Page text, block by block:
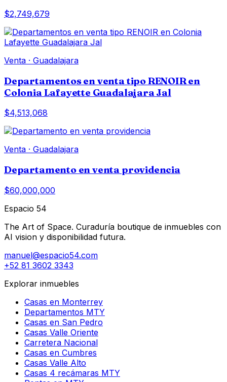
$2,749,679
Venta · Guadalajara
Departamentos en venta tipo RENOIR en
Colonia Lafayette Guadalajara Jal
$4,513,068
Venta · Guadalajara
Departamento en venta providencia
$60,000,000
Espacio 54
The Art of Space. Curaduría boutique de inmuebles con
AI vision y disponibilidad futura.
manuel@espacio54.com
+52 81 3602 3343
Explorar inmuebles
Casas en Monterrey
Departamentos MTY
Casas en San Pedro
Casas Valle Oriente
Carretera Nacional
Casas en Cumbres
Casas Valle Alto
Casas 4 recámaras MTY